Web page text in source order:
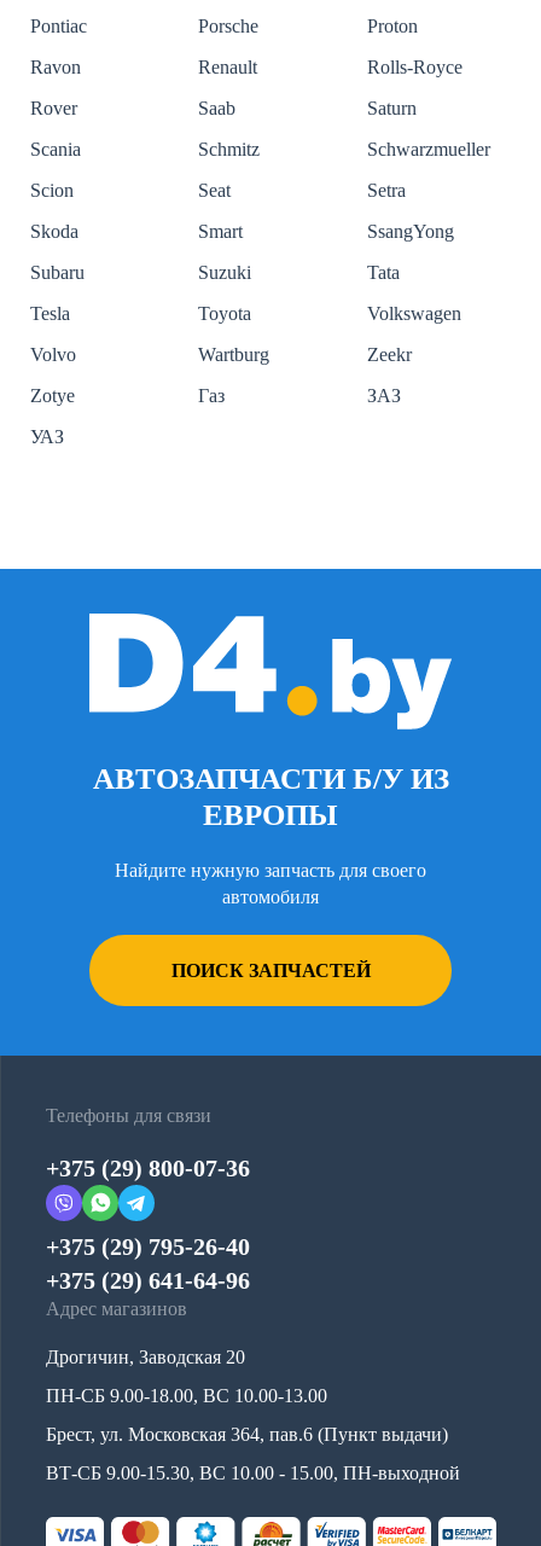
Pontiac
Porsche
Proton
Ravon
Renault
Rolls-Royce
Rover
Saab
Saturn
Scania
Schmitz
Schwarzmueller
Scion
Seat
Setra
Skoda
Smart
SsangYong
Subaru
Suzuki
Tata
Tesla
Toyota
Volkswagen
Volvo
Wartburg
Zeekr
Zotye
Газ
ЗАЗ
УАЗ
АВТОЗАПЧАСТИ Б/У ИЗ
ЕВРОПЫ
Найдите нужную запчасть для своего
автомобиля
ПОИСК ЗАПЧАСТЕЙ
Телефоны для связи
+375 (29) 800-07-36
+375 (29) 795-26-40
+375 (29) 641-64-96
Адрес магазинов
Дрогичин, Заводская 20
ПН-СБ 9.00-18.00, ВС 10.00-13.00
Брест, ул. Московская 364, пав.6 (Пункт выдачи)
ВТ-СБ 9.00-15.30, ВС 10.00 - 15.00, ПН-выходной